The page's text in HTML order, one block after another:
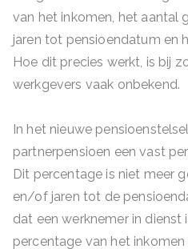
van het inkomen, het aantal
jaren tot pensioendatum en
Hoe dit precies werkt, is bij
werkgevers vaak onbekend.
In het nieuwe
partnerpensioen een vast
Dit percentage is niet meer
en/of jaren tot de
dat een werknemer in dienst
percentage van het